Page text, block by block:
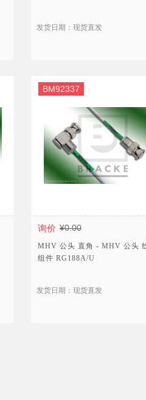
发货日期：现货直发
询价 ¥0.00
BM92337
MHV 公头 直角 - MHV 公头
组件 RG188A/U
发货日期：现货直发